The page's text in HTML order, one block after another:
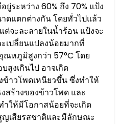
ระหว่าง 60% ถึง 70% แป้ง
ดแตกต่างกัน โดยทั่วไปแล้ว
ต่จะละลายในน้ำร้อน แป้งจะ
เปลี่ยนแปลงน้อยมากที่
หภูมิสูงกว่า 57°C โดย
สูงเกินไป อาจเกิด
าวโพดเหนียวขึ้น ซึ่งทำให้
สร้างของข้าวโพด และ
ให้มีโอกาสน้อยที่จะเกิด
ญเสียรสชาติและมีลักษณะ